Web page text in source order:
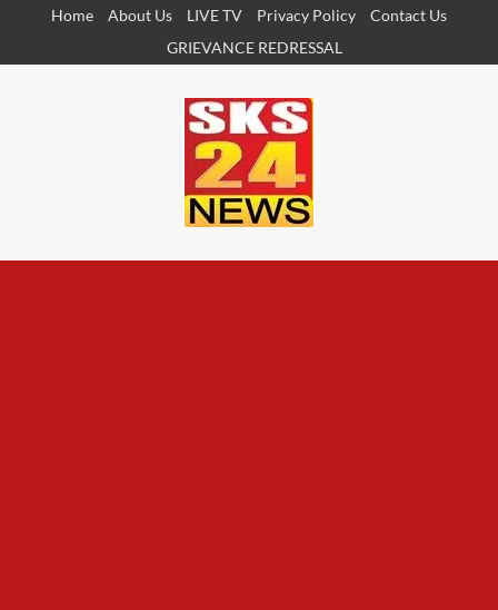
content
Home About Us LIVE TV Privacy Policy
Contact Us
GRIEVANCE REDRESSAL